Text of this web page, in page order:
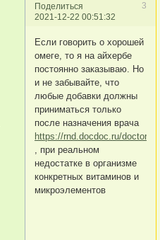
Поделиться
3
2021-12-22 00:51:32
Если говорить о хорошей
омеге, то я на айхербе
постоянно заказываю. Но
и не забывайте, что
любые добавки должны
приниматься только
после назначения врача
https://rnd.docdoc.ru/doctor/
, при реальном
недостатке в организме
конкретных витаминов и
микроэлементов